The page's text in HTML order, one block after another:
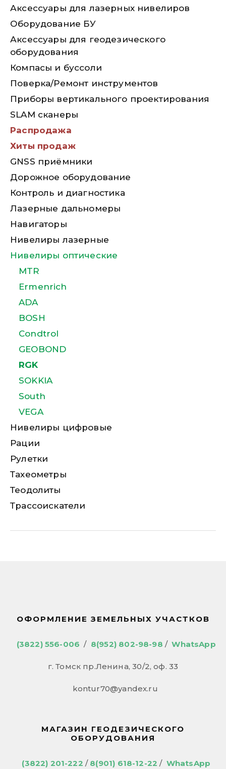
Аксессуары для лазерных нивелиров
Оборудование БУ
Аксессуары для геодезического
оборудования
Компасы и буссоли
Поверка/Ремонт инструментов
Приборы вертикального проектирования
SLAM сканеры
Распродажа
Хиты продаж
GNSS приёмники
Дорожное оборудование
Контроль и диагностика
Лазерные дальномеры
Навигаторы
Нивелиры лазерные
Нивелиры оптические
MTR
Ermenrich
ADA
BOSH
Condtrol
GEOBOND
RGK
SOKKIA
South
VEGA
Нивелиры цифровые
Рации
Рулетки
Тахеометры
Теодолиты
Трассоискатели
ОФОРМЛЕНИЕ ЗЕМЕЛЬНЫХ УЧАСТКОВ
(3822) 556-006 / 8(952) 802-98-98 /WhatsApp
г. Томск пр.Ленина, 30/2, оф. 33
kontur70@yandex.ru
МАГАЗИН ГЕОДЕЗИЧЕСКОГО
ОБОРУДОВАНИЯ
(3822) 201-222 / 8(901) 618-12-22 / WhatsApp